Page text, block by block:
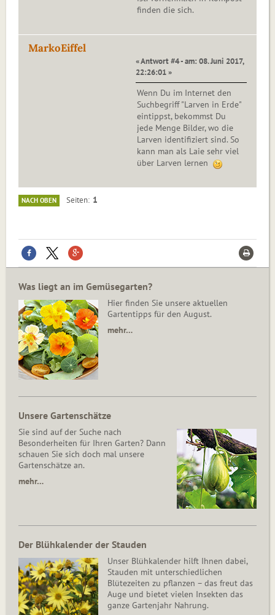
finden die sich.
MarkoEiffel
« Antwort #4 - am: 08. Juni 2017,
22:26:01 »
Wenn Du im Internet den
Suchbegriff "Larven in Erde"
eintippst, bekommst Du
jede Menge Bilder, wo die
Larven identifiziert sind. So
kann man als Laie sehr viel
über Larven lernen
NACH OBEN Seiten 1
Was liegt an im Gemüsegarten?
Hier finden Sie unsere aktuellen
Gartentipps für den August.
mehr…
Unsere Gartenschätze
Sie sind auf der Suche nach
Besonderheiten für Ihren Garten? Dann
schauen Sie sich doch mal unsere
Gartenschätze an.
mehr…
Der Blühkalender der Stauden
Unser Blühkalender hilft Ihnen dabei,
Stauden mit unterschiedlichen
Blütezeiten zu pflanzen – das freut das
Auge und bietet vielen Insekten das
ganze Gartenjahr Nahrung.